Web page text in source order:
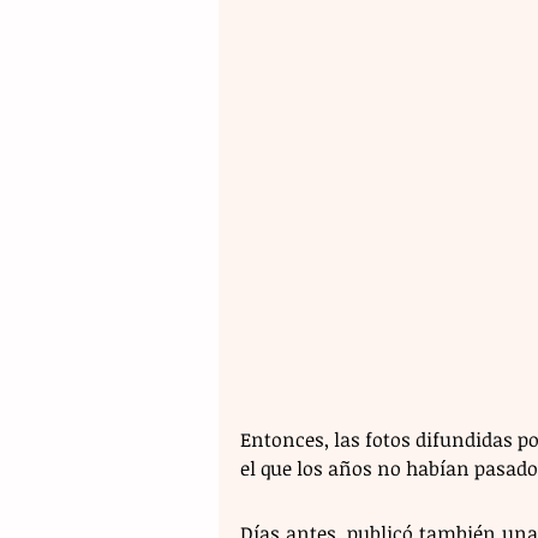
Entonces, las fotos difundidas
el que los años no habían